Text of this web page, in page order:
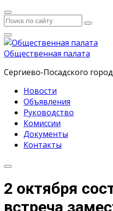
Общественная палата
Сергиево-Посадского
Новости
Объявления
Руководство
Комиссии
Документы
Контакты
2 октября